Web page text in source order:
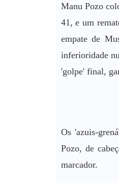
Manu Pozo
41, e um
empate de
inferioridade
'golpe' final,
Os 'azuis-
Pozo, de
marcador.